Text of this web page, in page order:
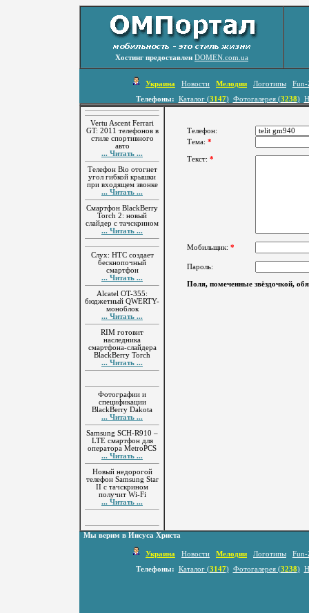
Хостинг предоставлен DOMEN.com.ua
Украина Новости Мелодии Логотипы
Fun-
Телефоны:
Каталог (3147) Фотогалерея (3238)
Vertu Ascent Ferrari
GT: 2011 телефонов в
стиле спортивного
авто
... Читать ...
Телефон Bio отогнет
угол гибкой крышки
при входящем звонке
... Читать ...
Смартфон BlackBerry
Torch 2: новый
слайдер с тачскрином
... Читать ...
Слух: HTC создает
бескнопочный
смартфон
... Читать ...
Alcatel OT-355:
бюджетный QWERTY-
моноблок
... Читать ...
RIM готовит
наследника
смартфона-слайдера
BlackBerry Torch
... Читать ...
Фотографии и
спецификации
BlackBerry Dakota
... Читать ...
Samsung SCH-R910 –
LTE смартфон для
оператора MetroPCS
... Читать ...
Новый недорогой
телефон Samsung Star
II с тачскрином
получит Wi-Fi
... Читать ...
Телефон:
Тема: *
Текст: *
Мобильщик: *
Пароль:
Поля, помеченные звёздочкой,
Мы верим в Иисуса Христа
Украина Новости Мелодии Логотипы
Fun-
Телефоны:
Каталог (3147) Фотогалерея (3238)